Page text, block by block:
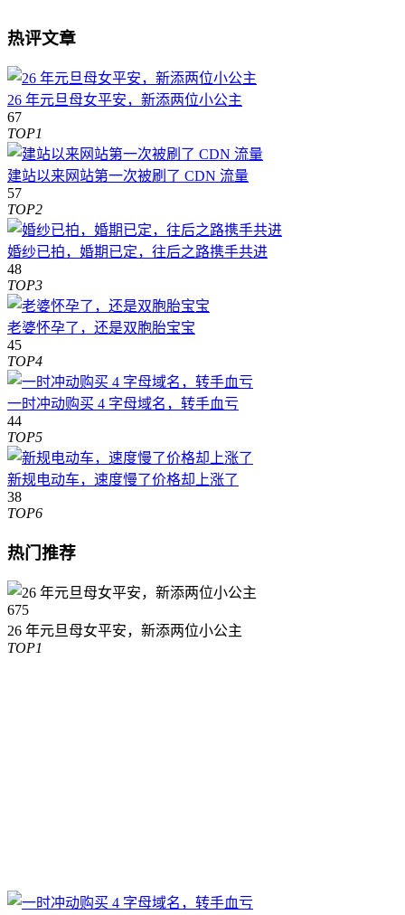
热评文章
26 年元旦母女平安，新添两位小公主
67
TOP1
建站以来网站第一次被刷了 CDN 流量
57
TOP2
婚纱已拍，婚期已定，往后之路携手共进
48
TOP3
老婆怀孕了，还是双胞胎宝宝
45
TOP4
一时冲动购买 4 字母域名，转手血亏
44
TOP5
新规电动车，速度慢了价格却上涨了
38
TOP6
热门推荐
675
26 年元旦母女平安，新添两位小公主
TOP1